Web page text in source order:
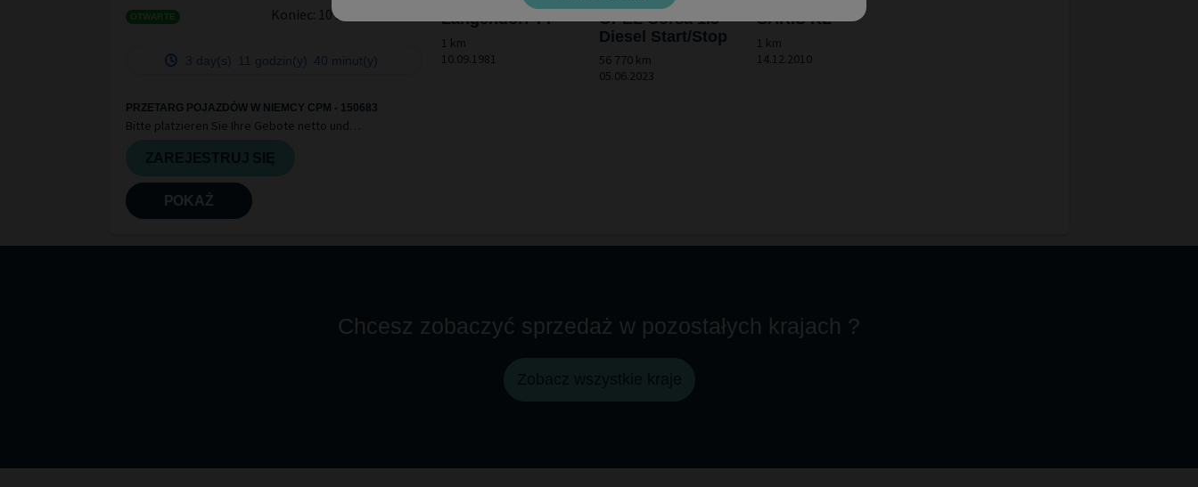
OTWARTE Koniec: 10 sie 2026 11h00
3 day(s) 11 godzin(y) 40 minut(y)
PRZETARG POJAZDÓW W NIEMCY CPM - 150683
Bitte platzieren Sie Ihre Gebote netto und
Langendorf TT
1 km
10.09.1981
OPEL Corsa 1.5
Diesel Start/Stop
56 770 km
05.06.2023
SARIS KL
1 km
14.12.2010
POKAŻ
Chcesz zobaczyć sprzedaż w pozostałych krajach ?